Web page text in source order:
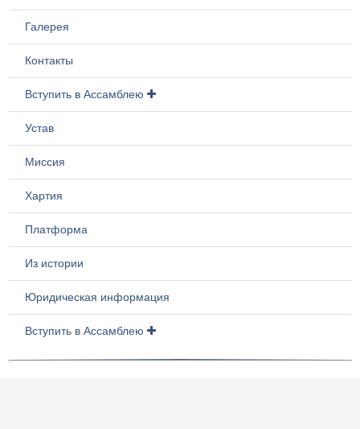
Галерея
Контакты
Вступить в Ассамблею
Устав
Миссия
Хартия
Платформа
Из истории
Юридическая информация
Вступить в Ассамблею